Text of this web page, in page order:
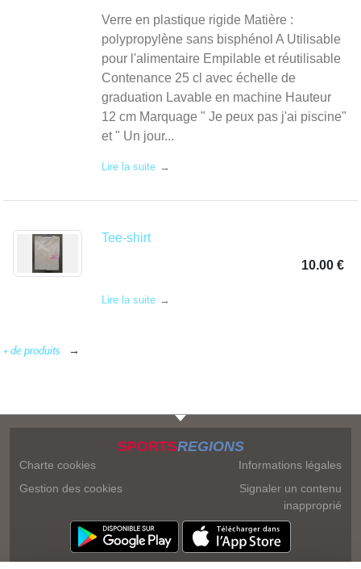
Verre en plastique rigide Matière :
polypropylène sans bisphénol A Utilisable
pour l'alimentaire Empilable et réutilisable
Contenance 25 cl avec échelle de
graduation Lavable en machine Hauteur
12 cm Marquage " Je peux pas j'ai piscine"
et " Un jour...
Lire la suite
Tee-shirt
10.00 €
Lire la suite
+ de produits
SPORTSREGIONS
Charte cookies
Gestion des cookies
Informations légales
Signaler un contenu
inapproprié